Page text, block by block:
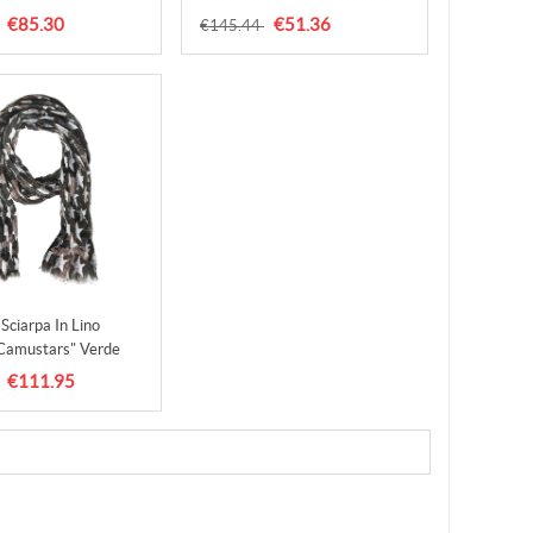
€85.30
Nero Uomo
€145.44 €51.36
In Lino
Verde
€111.95